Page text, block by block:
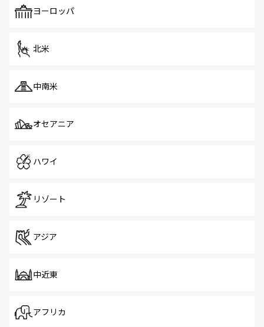
で、ホーカーズは地元の風情を楽しめる外せないスポット
ヨーロッパ
北米
中南米
オセアニア
ハワイ
リゾート
アジア
中近東
アフリカ